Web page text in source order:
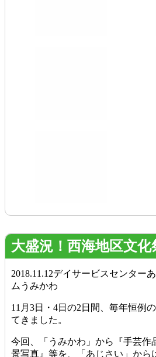
大盛況！西海地区文化
2018.11.12デイサービスセンター
ムうみかわ
11月3日・4日の2日間、毎年恒例
てきました。
今回、「うみかわ」から『手芸作
景写真』等を、「あじさい」から